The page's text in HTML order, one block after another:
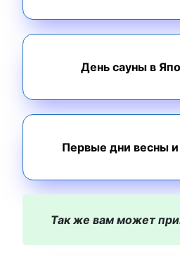
День сауны в
Первые дни весны
Так же вам может